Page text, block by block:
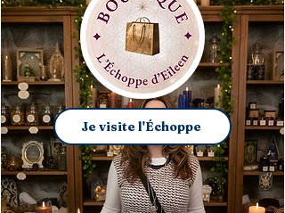
Je visite l'Échoppe